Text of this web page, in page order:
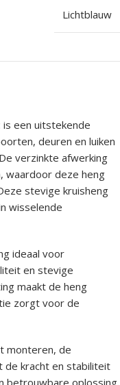
Lichtblauw
is een uitstekende
deuren en luiken
verzinkte afwerking
waardoor deze heng
stevige kruisheng
wisselende
ideaal voor
en stevige
maakt de heng
zorgt voor de
monteren, de
de kracht en stabiliteit
betrouwbare oplossing.